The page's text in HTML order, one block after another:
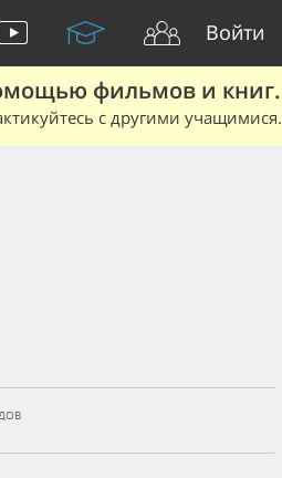
Войти
фильмов и книг.
с другими учащимися.